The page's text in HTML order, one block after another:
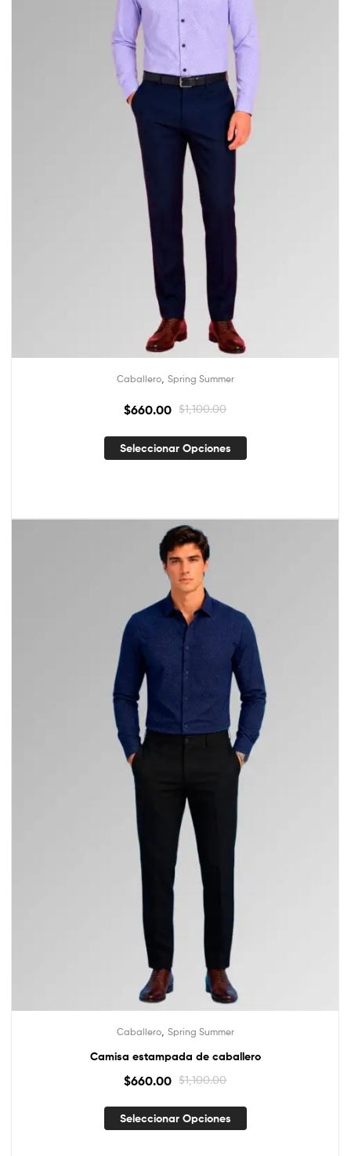
Caballero, Spring Summer
$1,100.00
$660.00
Seleccionar Opciones
Caballero, Spring Summer
Camisa estampada de caballero
$1,100.00
$660.00
Seleccionar Opciones